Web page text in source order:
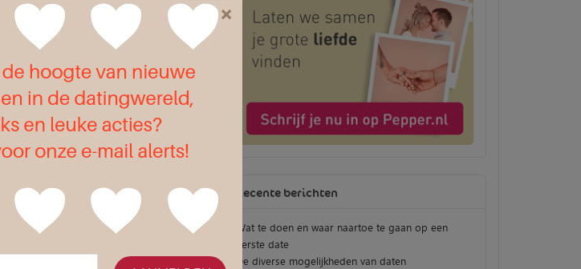
ik een reactie plaats.
Recente berichten
Wat te doen en waar naartoe te gaan op een
eerste date
De diverse mogelijkheden van daten
×